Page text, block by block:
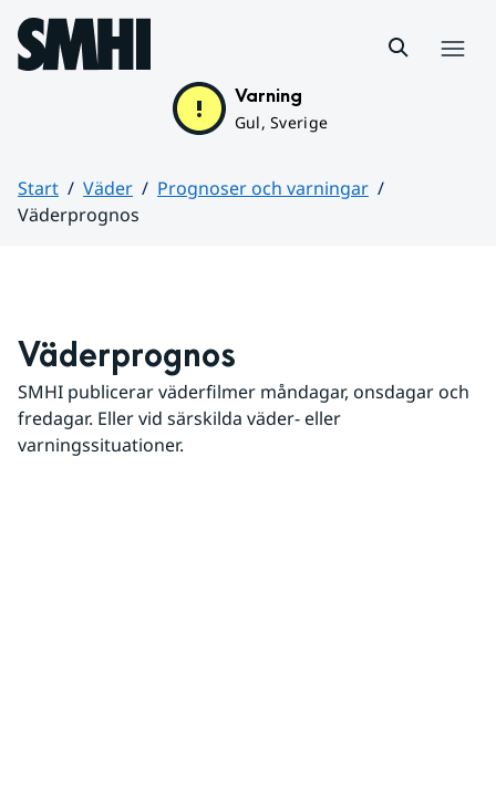
Hoppa till sidans innehåll
Varning
Gul, Sverige
Start Väder
Prognoser och varningar
Väderprognos
Väderprognos
SMHI publicerar väderfilmer måndagar, onsdagar och
fredagar. Eller vid särskilda väder- eller
varningssituationer.